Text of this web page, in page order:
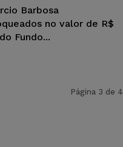
Barbosa
no valor de R$
Fundo...
Página 3 de 4